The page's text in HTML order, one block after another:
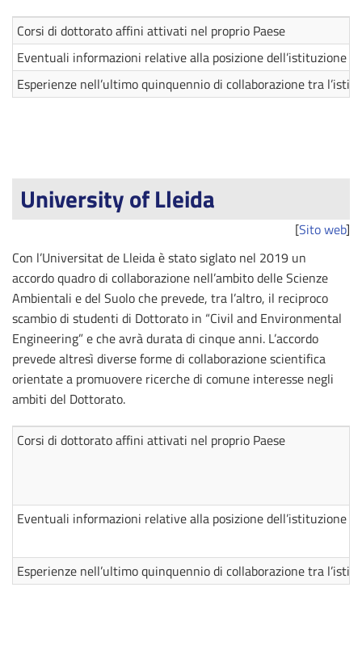
Corsi di dottorato affini attivati nel proprio Paese
Eventuali informazioni relative alla posizione dell’istituzione
Esperienze nell’ultimo quinquennio di collaborazione tra
University of Lleida
[Sito web]
Con l’Universitat de Lleida è stato siglato nel 2019 un
accordo quadro di collaborazione nell’ambito delle Scienze
Ambientali e del Suolo che prevede, tra l’altro, il reciproco
scambio di studenti di Dottorato in “Civil and Environmental
Engineering” e che avrà durata di cinque anni. L’accordo
prevede altresì diverse forme di collaborazione scientifica
orientate a promuovere ricerche di comune interesse negli
ambiti del Dottorato.
Corsi di dottorato affini attivati nel proprio Paese
Eventuali informazioni relative alla posizione dell’istituzione
Esperienze nell’ultimo quinquennio di collaborazione tra